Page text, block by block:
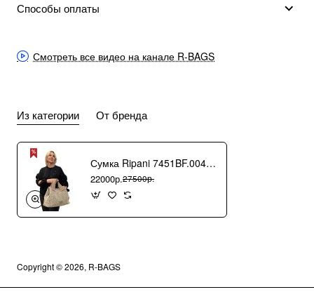
Способы оплаты
Смотреть все видео на канале R-BAGS
Из категории От бренда
Сумка Ripani 7451BF.00406 Ecru/Sabbia
22000р.27500р.
Copyright © 2026, R-BAGS